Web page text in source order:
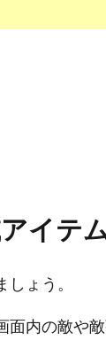
イテム
ょう。
内の敵や